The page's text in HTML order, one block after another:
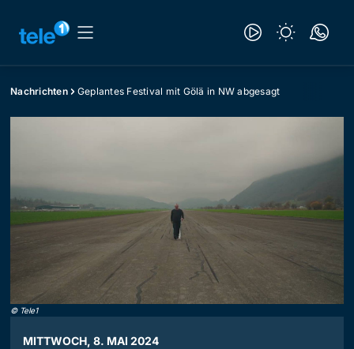
Nachrichten Geplantes Festival mit Gölä in NW abgesagt
© Tele1
MITTWOCH, 8. MAI 2024